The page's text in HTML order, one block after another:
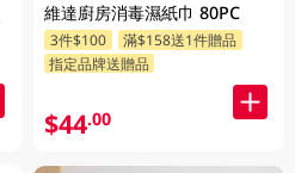
維達廚房消毒濕紙巾 80PC
3件$100
滿$158送1件贈品
指定品牌送贈品
$44.00